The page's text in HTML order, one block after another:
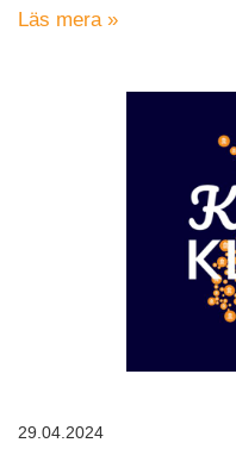
Läs mera »
29.04.2024